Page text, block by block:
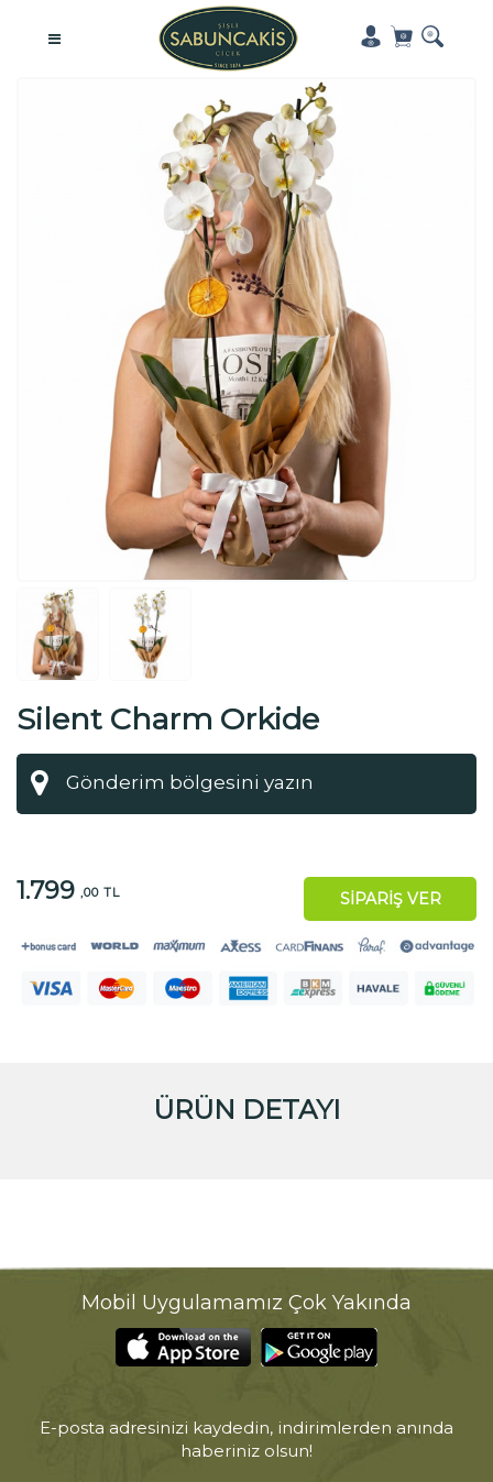
Silent Charm Orkide
1.799 ,00 TL SİPARİŞ VER
ÜRÜN DETAYI
Mobil Uygulamamız Çok Yakında
E-posta adresinizi kaydedin, indirimlerden anında
haberiniz olsun!